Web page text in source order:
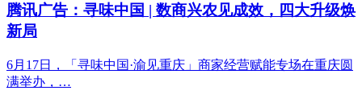
腾讯广告：寻味中国 | 数商兴农见成效，四大升级焕
新局
6月17日，「寻味中国·渝见重庆」商家经营赋能专场在重庆圆
满举办，…